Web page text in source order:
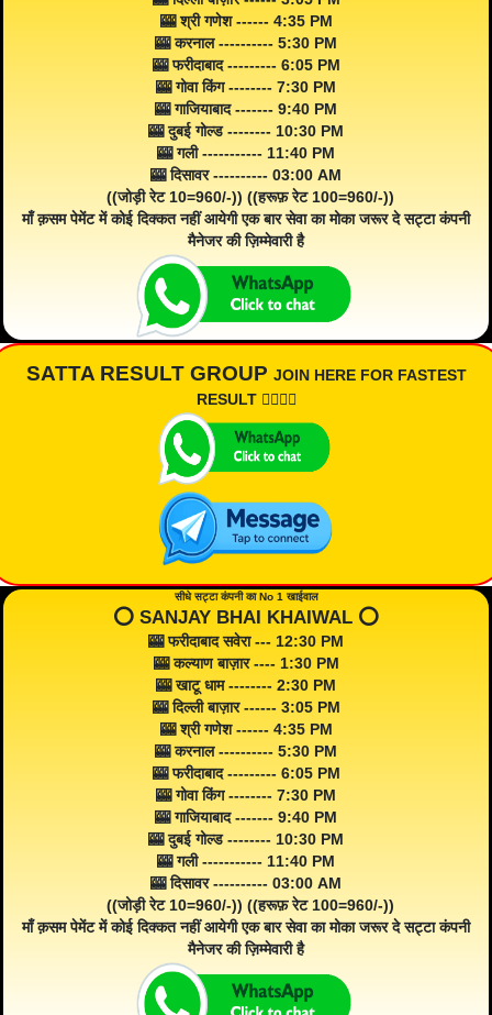
🎰 श्री गणेश ------ 4:35 PM
🎰 करनाल ---------- 5:30 PM
🎰 फरीदाबाद --------- 6:05 PM
🎰 गोवा किंग -------- 7:30 PM
🎰 गाजियाबाद ------- 9:40 PM
🎰 दुबई गोल्ड -------- 10:30 PM
🎰 गली ----------- 11:40 PM
🎰 दिसावर ---------- 03:00 AM
((जोड़ी रेट 10=960/-)) ((हरूफ़ रेट 100=960/-))
माँ क़सम पेमेंट में कोई दिक्कत नहीं आयेगी एक बार सेवा का मोका जरूर दे सट्टा कंपनी
मैनेजर की ज़िम्मेवारी है
SATTA RESULT GROUP JOIN HERE FOR FASTEST
RESULT 👇🏾👇🏾
सीधे सट्टा कंपनी का No 1 खाईवाल
⭕️ SANJAY BHAI KHAIWAL ⭕️
🎰 फरीदाबाद सवेरा --- 12:30 PM
🎰 कल्याण बाज़ार ---- 1:30 PM
🎰 खाटू धाम -------- 2:30 PM
🎰 दिल्ली बाज़ार ------ 3:05 PM
🎰 श्री गणेश ------ 4:35 PM
🎰 करनाल ---------- 5:30 PM
🎰 फरीदाबाद --------- 6:05 PM
🎰 गोवा किंग -------- 7:30 PM
🎰 गाजियाबाद ------- 9:40 PM
🎰 दुबई गोल्ड -------- 10:30 PM
🎰 गली ----------- 11:40 PM
🎰 दिसावर ---------- 03:00 AM
((जोड़ी रेट 10=960/-)) ((हरूफ़ रेट 100=960/-))
माँ क़सम पेमेंट में कोई दिक्कत नहीं आयेगी एक बार सेवा का मोका जरूर दे सट्टा कंपनी
मैनेजर की ज़िम्मेवारी है